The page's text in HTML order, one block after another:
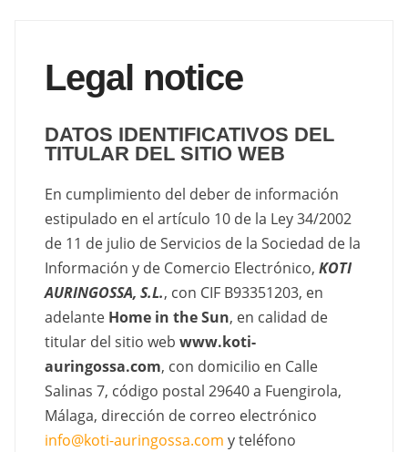
Legal notice
DATOS IDENTIFICATIVOS DEL
TITULAR DEL SITIO WEB
En cumplimiento del deber de información
estipulado en el artículo 10 de la Ley 34/2002
de 11 de julio de Servicios de la Sociedad de la
Información y de Comercio Electrónico, KOTI
AURINGOSSA, S.L., con CIF B93351203, en
adelante Home in the Sun, en calidad de
titular del sitio web www.koti-
auringossa.com, con domicilio en Calle
Salinas 7, código postal 29640 a Fuengirola,
Málaga, dirección de correo electrónico
info@koti-auringossa.com y teléfono